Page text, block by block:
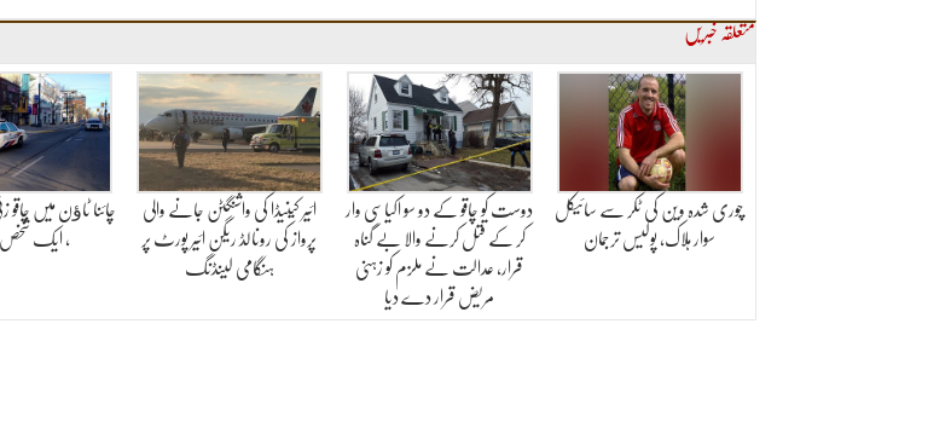
متعلقہ خبریں
چوری شدہ وین کی ٹکر سے سائیکل
سوار ہلاک، پولیس ترجمان
دوست کو چاقو کے دو سو اکیاسی وار
کر کے قتل کرنے والا بے گناہ
قرار، عدالت نے ملزم کو زہنی
مریض قرار دے دیا
ائیر کینیڈا کی واشنگٹن جانے والی
پرواز کی رونالڈ ریگن ائیر پورٹ پر
ہنگامی لینڈنگ
چائنا ٹاﺅن میں
، ایک شخص